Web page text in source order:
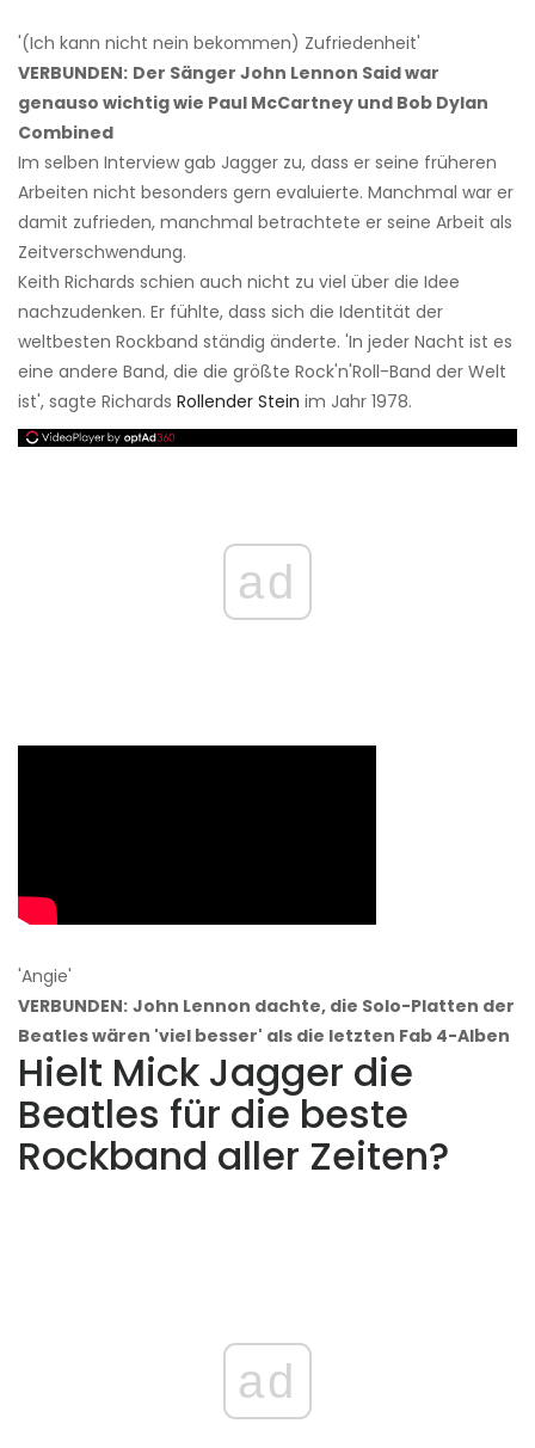
'(Ich kann nicht nein bekommen) Zufriedenheit'
VERBUNDEN: Der Sänger John Lennon Said war
genauso wichtig wie Paul McCartney und Bob Dylan
Combined
Im selben Interview gab Jagger zu, dass er seine früheren
Arbeiten nicht besonders gern evaluierte. Manchmal war er
damit zufrieden, manchmal betrachtete er seine Arbeit als
Zeitverschwendung.
Keith Richards schien auch nicht zu viel über die Idee
nachzudenken. Er fühlte, dass sich die Identität der
weltbesten Rockband ständig änderte. 'In jeder Nacht ist es
eine andere Band, die die größte Rock'n'Roll-Band der Welt
ist', sagte Richards Rollender Stein im Jahr 1978.
ad
'Angie'
VERBUNDEN: John Lennon dachte, die Solo-Platten der
Beatles wären 'viel besser' als die letzten Fab 4-Alben
Hielt Mick Jagger die
Beatles für die beste
Rockband aller Zeiten?
ad